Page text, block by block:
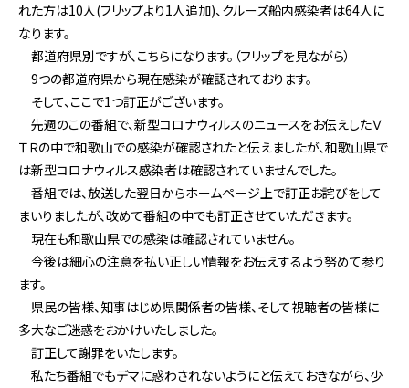
れた方は10人(フリップより1人追加)、クルーズ船内感染者は64人に
なります。
都道府県別ですが、こちらになります。（フリップを見ながら）
9つの都道府県から現在感染が確認されております。
そして、ここで1つ訂正がございます。
先週のこの番組で、新型コロナウィルスのニュースをお伝えしたＶ
ＴＲの中で和歌山での感染が確認されたと伝えましたが、和歌山県で
は新型コロナウィルス感染者は確認されていませんでした。
番組では、放送した翌日からホームページ上で訂正お詫びをして
まいりましたが、改めて番組の中でも訂正させていただきます。
現在も和歌山県での感染は確認されていません。
今後は細心の注意を払い正しい情報をお伝えするよう努めて参り
ます。
県民の皆様、知事はじめ県関係者の皆様、そして視聴者の皆様に
多大なご迷惑をおかけいたしました。
訂正して謝罪をいたします。
私たち番組でもデマに惑わされないようにと伝えておきながら、少